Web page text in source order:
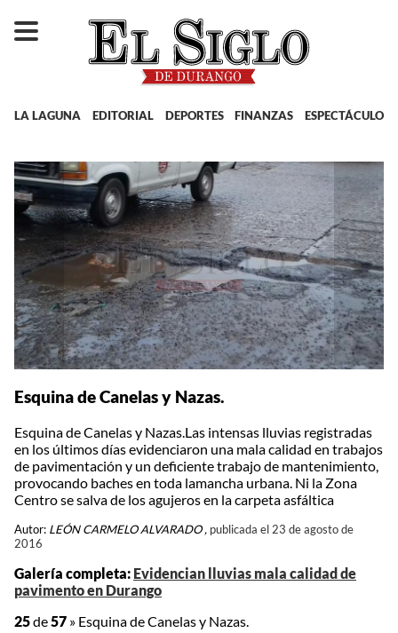
LA LAGUNA EDITORIAL DEPORTES FINANZAS ESPECTÁCULOS
Esquina de Canelas y Nazas.
Esquina de Canelas y Nazas.Las intensas lluvias registradas
en los últimos días evidenciaron una mala calidad en trabajos
de pavimentación y un deficiente trabajo de mantenimiento,
provocando baches en toda lamancha urbana. Ni la Zona
Centro se salva de los agujeros en la carpeta asfáltica
Autor: LEÓN CARMELO ALVARADO , publicada el 23 de agosto de
2016
Galería completa: Evidencian lluvias mala calidad de
pavimento en Durango
25de57 » Esquina de Canelas y Nazas.